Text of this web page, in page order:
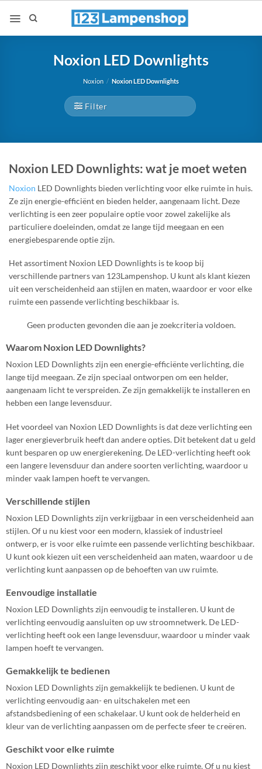
naar
Noxion LED Downlights
Noxion / Noxion LED Downlights
Filter
Noxion LED Downlights: wat je moet weten
Noxion LED Downlights bieden verlichting voor elke ruimte in huis.
Ze zijn energie-efficiënt en bieden helder, aangenaam licht. Deze
verlichting is een zeer populaire optie voor zowel zakelijke als
particuliere doeleinden, omdat ze lange tijd meegaan en een
energiebesparende optie zijn.
Het assortiment Noxion LED Downlights is te koop bij
verschillende partners van 123Lampenshop. U kunt als klant kiezen
uit een verscheidenheid aan stijlen en maten, waardoor er voor elke
ruimte een passende verlichting beschikbaar is.
Geen producten gevonden die aan je zoekcriteria voldoen.
Waarom Noxion LED Downlights?
Noxion LED Downlights zijn een energie-efficiënte verlichting, die
lange tijd meegaan. Ze zijn speciaal ontworpen om een helder,
aangenaam licht te verspreiden. Ze zijn gemakkelijk te installeren en
hebben een lange levensduur.
Het voordeel van Noxion LED Downlights is dat deze verlichting een
lager energieverbruik heeft dan andere opties. Dit betekent dat u geld
kunt besparen op uw energierekening. De LED-verlichting heeft ook
een langere levensduur dan andere soorten verlichting, waardoor u
minder vaak lampen hoeft te vervangen.
Verschillende stijlen
Noxion LED Downlights zijn verkrijgbaar in een verscheidenheid aan
stijlen. Of u nu kiest voor een modern, klassiek of industrieel
ontwerp, er is voor elke ruimte een passende verlichting beschikbaar.
U kunt ook kiezen uit een verscheidenheid aan maten, waardoor u de
verlichting kunt aanpassen op de behoeften van uw ruimte.
Eenvoudige installatie
Noxion LED Downlights zijn eenvoudig te installeren. U kunt de
verlichting eenvoudig aansluiten op uw stroomnetwerk. De LED-
verlichting heeft ook een lange levensduur, waardoor u minder vaak
lampen hoeft te vervangen.
Gemakkelijk te bedienen
Noxion LED Downlights zijn gemakkelijk te bedienen. U kunt de
verlichting eenvoudig aan- en uitschakelen met een
afstandsbediening of een schakelaar. U kunt ook de helderheid en
kleur van de verlichting aanpassen om de perfecte sfeer te creëren.
Geschikt voor elke ruimte
Noxion LED Downlights zijn geschikt voor elke ruimte. Of u nu kiest